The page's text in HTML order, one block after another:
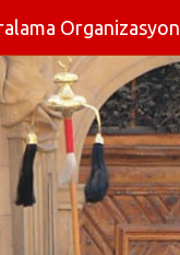
Organizasyon